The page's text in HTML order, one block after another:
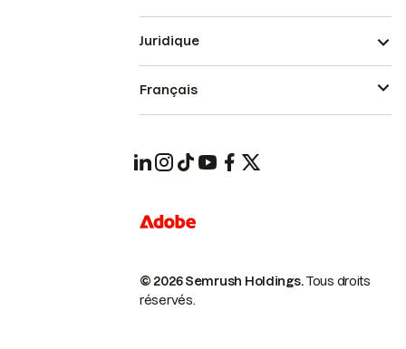
© 2026 Semrush Holdings.Tous droits
réservés.
Juridique
Français